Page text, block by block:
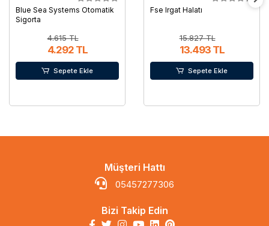
Blue Sea Systems Otomatik
Sigorta
4.615 TL
4.292 TL
Sepete Ekle
Fse Irgat Halatı
15.827 TL
13.493 TL
Sepete Ekle
Müşteri Hattı
05457277306
Bizi Takip Edin